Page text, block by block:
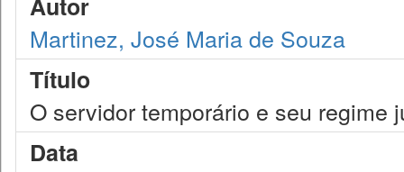
Martinez, José Maria de Souza
Título
O servidor temporário e seu regime
Data